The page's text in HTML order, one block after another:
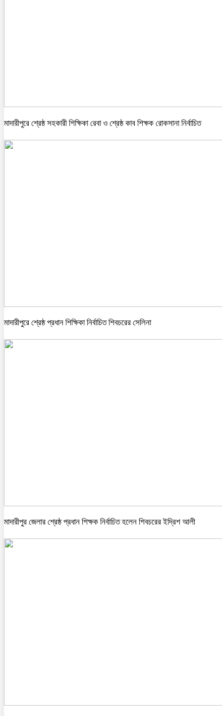
মাদারীপুরে শ্রেষ্ঠ সহকারী শিক্ষিকা রেবা ও শ্রেষ্ঠ কাব শিক্ষক রোকসানা নির্বাচিত
মাদারীপুরে শ্রেষ্ঠ প্রধান শিক্ষিকা নির্বাচিত শিবচরের সেলিনা
মাদারীপুর জেলার শ্রেষ্ঠ প্রধান শিক্ষক নির্বাচিত হলেন শিবচরের ইদ্রিশ আলী